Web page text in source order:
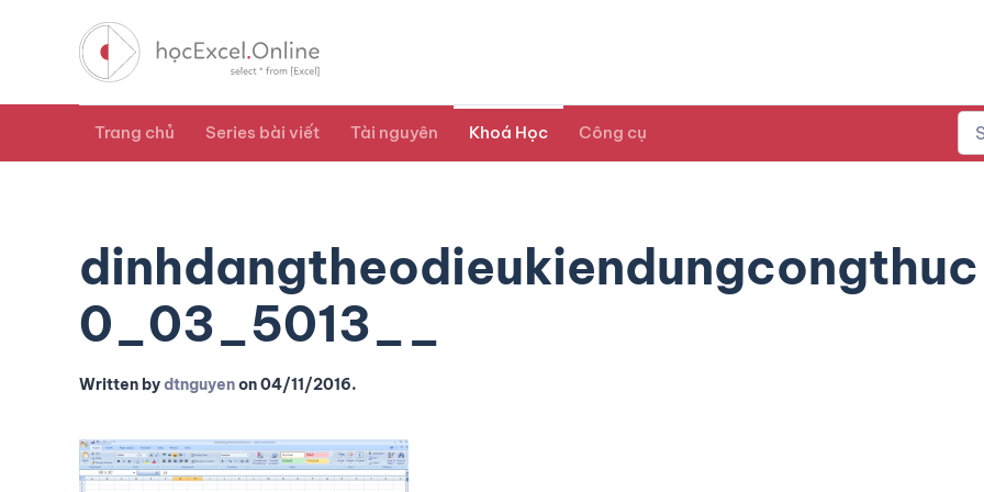
Trang chủ Series bài viết Tài nguyên Khoá Học Công cụ
0_03_5013__
Written bydtnguyenon04/11/2016.